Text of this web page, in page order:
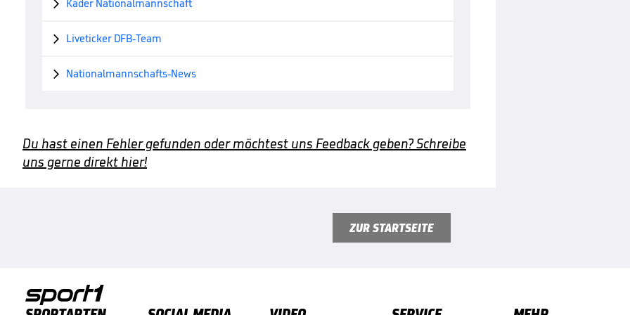
 Kader Nationalmannschaft
 Liveticker DFB-Team
 Nationalmannschafts-News
Du hast einen Fehler gefunden oder möchtest uns Feedback geben? Schreibe
uns gerne direkt hier!
ZUR STARTSEITE